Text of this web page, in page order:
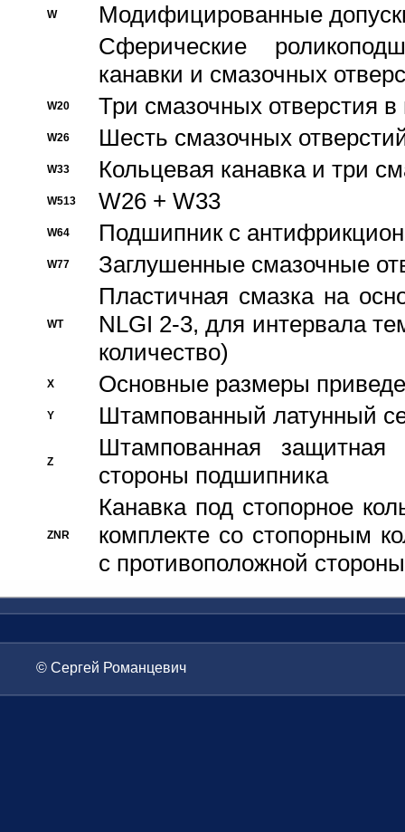
W
Модифицированные
Сферические
канавки и смазочных
W20 Три смазочных отверстия
W26 Шесть смазочных
W33 Кольцевая канавка и три
W513 W26 + W33
W64 Подшипник с
W77 Заглушенные смазочные
WT
Пластичная смазка на
NLGI 2-3, для интервала
количество)
X Основные размеры
Y Штампованный латунный
Z
Штампованная
стороны подшипника
ZNR
Канавка под стопорное
комплекте со стопорным
с противоположной стороны
© Сергей Романцевич